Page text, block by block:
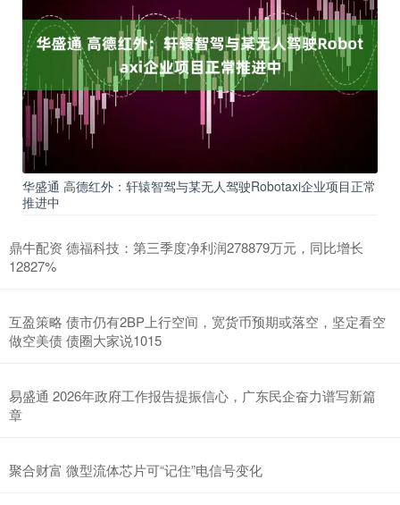
华盛通 高德红外：轩辕智驾与某无人驾驶Robotaxi企业项目正常
推进中
鼎牛配资 德福科技：第三季度净利润278879万元，同比增长
12827%
互盈策略 债市仍有2BP上行空间，宽货币预期或落空，坚定看空
做空美债 债圈大家说1015
易盛通 2026年政府工作报告提振信心，广东民企奋力谱写新篇
章
聚合财富 微型流体芯片可“记住”电信号变化